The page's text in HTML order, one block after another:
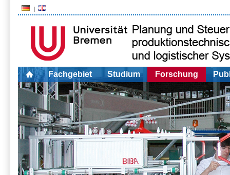
Fachgebiet Studium Forschung